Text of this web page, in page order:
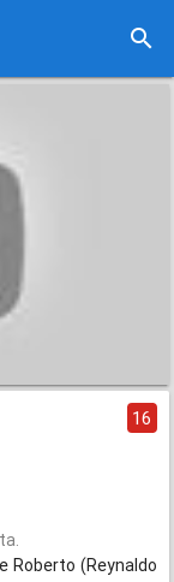
search
16
Roberto (Reynaldo